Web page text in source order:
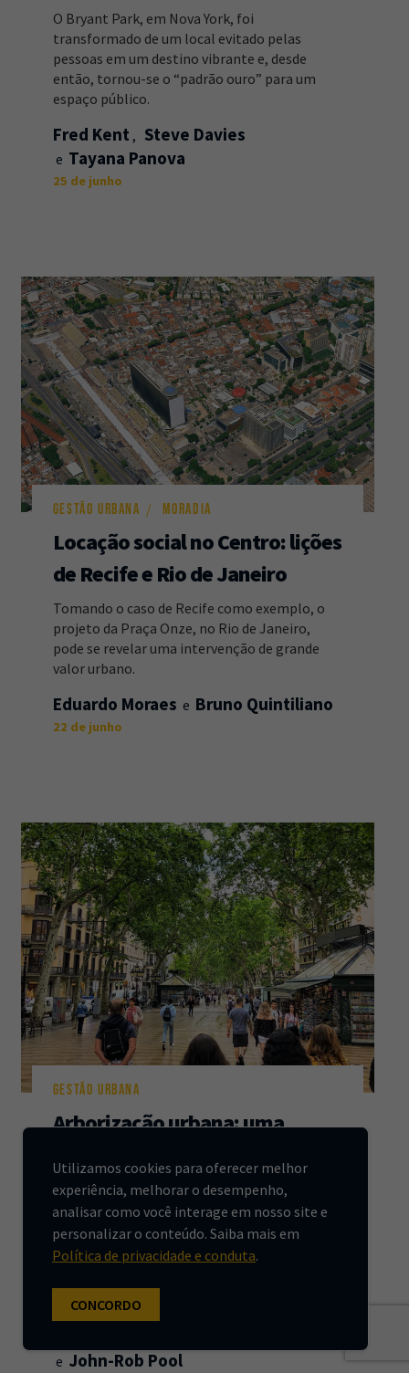
Utilizamos cookies para oferecer melhor
experiência, melhorar o desempenho,
analisar como você interage em nosso site e
personalizar o conteúdo. Saiba mais em
Política de privacidade e conduta.
CONCORDO
O Bryant Park, em Nova York, foi
transformado de um local evitado pelas
pessoas em um destino vibrante e, desde
então, tornou-se o “padrão ouro” para um
espaço público.
Fred Kent
Steve Davies
Tayana Panova
25 de junho
GESTÃO URBANA MORADIA
Locação social no Centro: lições
de Recife e Rio de Janeiro
Tomando o caso de Recife como exemplo, o
projeto da Praça Onze, no Rio de Janeiro,
pode se revelar uma intervenção de grande
valor urbano.
Eduardo Moraes Bruno Quintiliano
22 de junho
GESTÃO URBANA
Arborização urbana: uma
calor
A arborização pode melhorar temperaturas,
sensação térmica e qualidade de vida nas
cidades. Uma análise com mais de 60 cidades
árvores.
John-Rob Pool